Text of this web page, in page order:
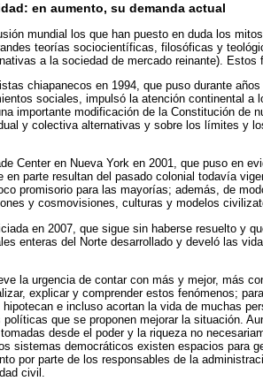
en aumento, su demanda actual
mundial los que han puesto en duda los
teorías sociocientíficas, filosóficas y
a la sociedad de mercado reinante). Estos
chiapanecos en 1994, que puso durante
sociales, impulsó la atención continental a
importante modificación de la Constitución de
y colectiva alternativas y sobre los límites y
Center en Nueva York en 2001, que puso en
parte resultan del pasado colonial todavía
promisorio para las mayorías; además, de
y cosmovisiones, culturas y modelos
en 2007, que sigue sin haberse resuelto y
enteras del Norte desarrollado y develó las
la urgencia de contar con más y mejor, más
explicar y comprender estos fenómenos;
e incluso acortan la vida de muchas
que se proponen mejorar la situación.
desde el poder y la riqueza no
sistemas democráticos existen espacios para
por parte de los responsables de la
civil.